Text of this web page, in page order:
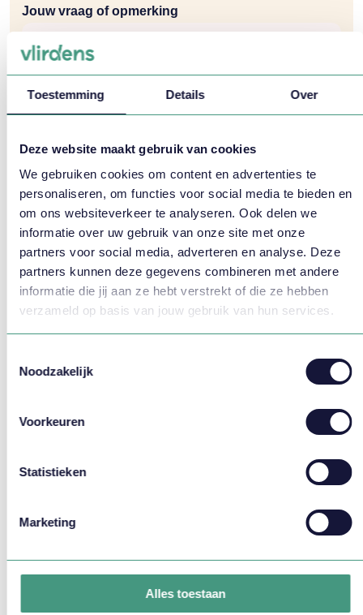
Toestemming Details Over
Deze website maakt gebruik van cookies
We gebruiken cookies om content en advertenties te
personaliseren, om functies voor social media te bieden en
om ons websiteverkeer te analyseren. Ook delen we
informatie over uw gebruik van onze site met onze
partners voor social media, adverteren en analyse. Deze
partners kunnen deze gegevens combineren met andere
informatie die jij aan ze hebt verstrekt of die ze hebben
verzameld op basis van jouw gebruik van hun services.
Noodzakelijk
Voorkeuren
Statistieken
Marketing
Alles toestaan
Jouw vraag of opmerking